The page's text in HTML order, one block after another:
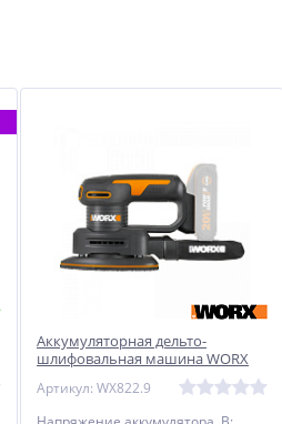
Аккумуляторная дельто-
шлифовальная машина WORX
WX822.9 20В, без АКБ и ЗУ
Артикул: WX822.9